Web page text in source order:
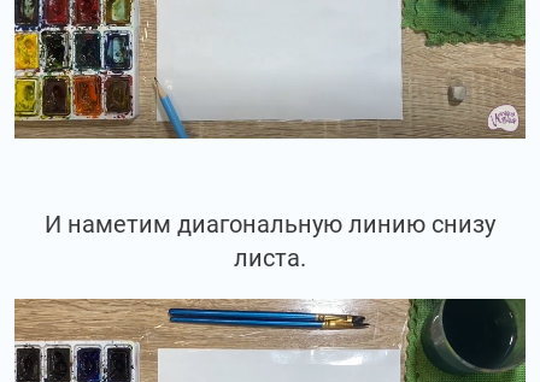
И наметим диагональную линию снизу
листа.